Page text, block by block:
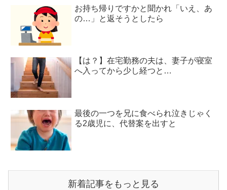
お持ち帰りですかと聞かれ「いえ、あ
の…」と返そうとしたら
【は？】在宅勤務の夫は、妻子が寝室
へ入ってから少し経つと…
最後の一つを兄に食べられ泣きじゃく
る2歳児に、代替案を出すと
新着記事をもっと見る